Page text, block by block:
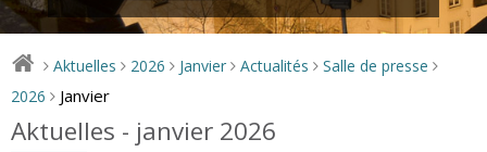
> Aktuelles > 2026 > Janvier > Actualités > Salle de presse >
2026 > Janvier
Aktuelles - janvier 2026